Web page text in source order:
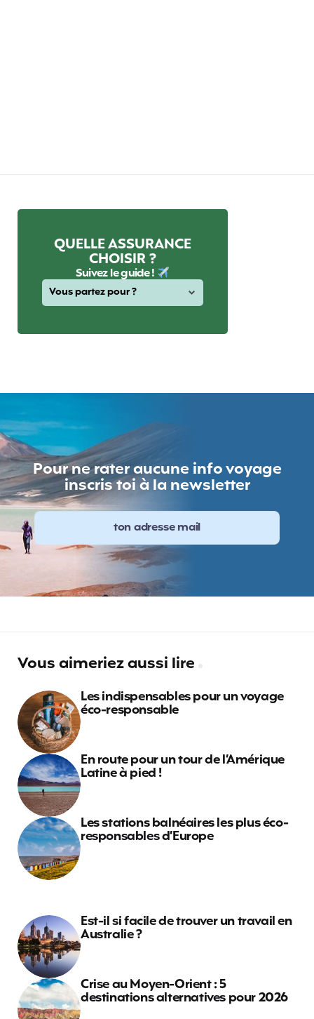
QUELLE ASSURANCE
CHOISIR ?
Suivez le guide !
Pour ne rater aucune info voyage
inscris toi à la newsletter
Vous aimeriez aussi lire
Les indispensables pour un voyage
éco-responsable
En route pour un tour de l’Amérique
Latine à pied !
Les stations balnéaires les plus éco-
responsables d’Europe
Est-il si facile de trouver un travail en
Australie ?
Crise au Moyen-Orient : 5
destinations alternatives pour 2026